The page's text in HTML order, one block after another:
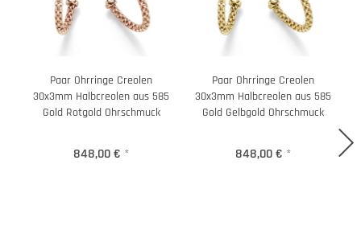
Paar Ohrringe Creolen
30x3mm Halbcreolen aus 585
Gold Rotgold Ohrschmuck
848,00 € *
Paar Ohrringe Creolen
30x3mm Halbcreolen aus 585
Gold Gelbgold Ohrschmuck
848,00 € *